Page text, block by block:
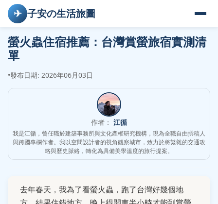
✈ 子安の生活旅圖
螢火蟲住宿推薦：台灣賞螢旅宿實測清
單
•發布日期: 2026年06月03日
作者： 江循
我是江循，曾任職於建築事務所與文化產權研究機構，現為全職自由撰稿人
與跨國專欄作者。我以空間設計者的視角觀察城市，致力於將繁雜的交通攻
略與歷史脈絡，轉化為具備美學溫度的旅行提案。
去年春天，我為了看螢火蟲，跑了台灣好幾個地